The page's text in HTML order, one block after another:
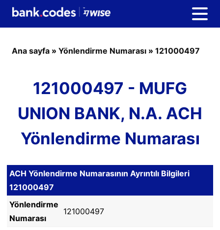
Ana sayfa » Yönlendirme Numarası » 121000497
121000497 - MUFG
UNION BANK, N.A. ACH
Yönlendirme Numarası
ACH Yönlendirme Numarasının Ayrıntılı Bilgileri
121000497
Yönlendirme
Numarası
121000497